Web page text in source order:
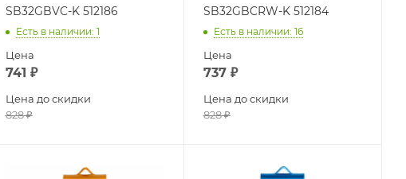
SB32GBVC-K 512186
Есть в наличии: 1
Цена
741 ₽
Цена до скидки
828₽
SB32GBCRW-K 512184
Есть в наличии: 16
Цена
737₽
Цена до скидки
828₽